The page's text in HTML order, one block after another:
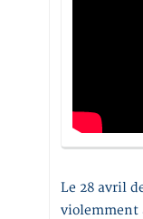
Le 28 avril
violemment